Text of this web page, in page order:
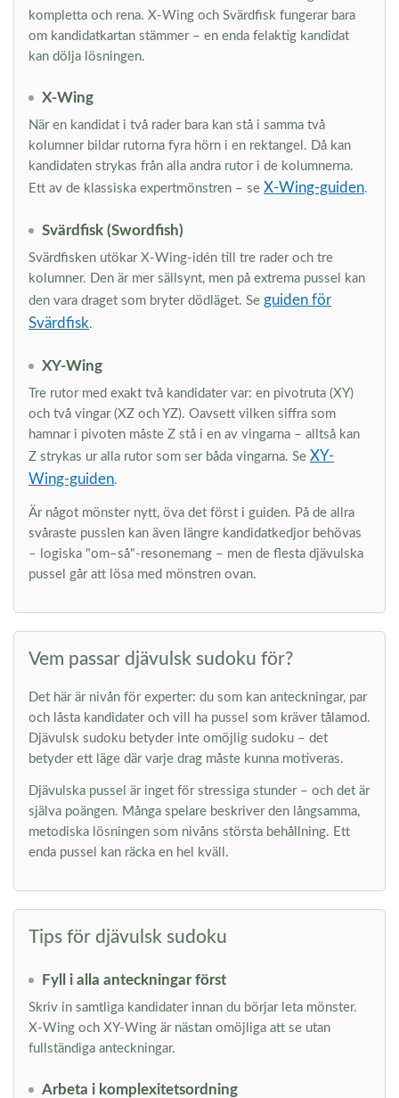
kompletta och rena. X-Wing och Svärdfisk fungerar bara
om kandidatkartan stämmer – en enda felaktig kandidat
kan dölja lösningen.
X-Wing
När en kandidat i två rader bara kan stå i samma två
kolumner bildar rutorna fyra hörn i en rektangel. Då kan
kandidaten strykas från alla andra rutor i de kolumnerna.
Ett av de klassiska expertmönstren – se X-Wing-guiden.
Svärdfisk (Swordfish)
Svärdfisken utökar X-Wing-idén till tre rader och tre
kolumner. Den är mer sällsynt, men på extrema pussel kan
den vara draget som bryter dödläget. Se guiden för
Svärdfisk.
XY-Wing
Tre rutor med exakt två kandidater var: en pivotruta (XY)
och två vingar (XZ och YZ). Oavsett vilken siffra som
hamnar i pivoten måste Z stå i en av vingarna – alltså kan
Z strykas ur alla rutor som ser båda vingarna. Se XY-
Wing-guiden.
Är något mönster nytt, öva det först i guiden. På de allra
svåraste pusslen kan även längre kandidatkedjor behövas
– logiska "om–så"-resonemang – men de flesta djävulska
pussel går att lösa med mönstren ovan.
Vem passar djävulsk sudoku för?
Det här är nivån för experter: du som kan anteckningar, par
och låsta kandidater och vill ha pussel som kräver tålamod.
Djävulsk sudoku betyder inte omöjlig sudoku – det
betyder ett läge där varje drag måste kunna motiveras.
Djävulska pussel är inget för stressiga stunder – och det är
själva poängen. Många spelare beskriver den långsamma,
metodiska lösningen som nivåns största behållning. Ett
enda pussel kan räcka en hel kväll.
Tips för djävulsk sudoku
Fyll i alla anteckningar först
Skriv in samtliga kandidater innan du börjar leta mönster.
X-Wing och XY-Wing är nästan omöjliga att se utan
fullständiga anteckningar.
Arbeta i komplexitetsordning